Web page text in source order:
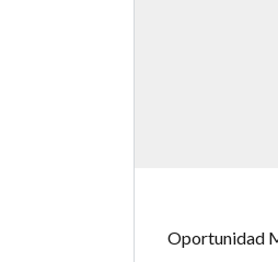
Oportunidad